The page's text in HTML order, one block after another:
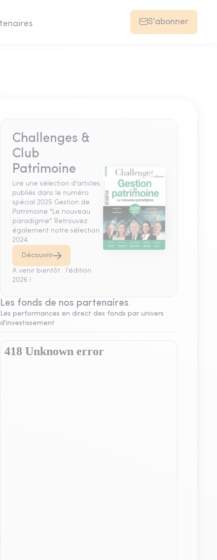
S'abonner
Challenges &
Club
Patrimoine
Lire une sélection d'articles
publiés dans le numéro
spécial 2025 Gestion de
Patrimoine "Le nouveau
paradigme". Retrouvez
également notre sélection
2024.
Découvrir
A venir bientôt : l'édition
2026 !
Les fonds de nos partenaires
Les performances en direct des fonds par univers
d'investissement